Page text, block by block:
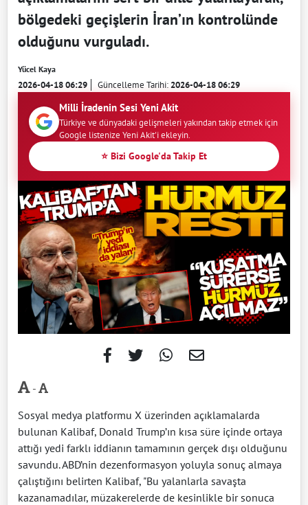
bölgedeki geçişlerin İran’ın kontrolünde
olduğunu vurguladı.
Yücel Kaya
2026-04-18 06:29 Güncelleme Tarihi:2026-04-18 06:29
Milli İradenin Sesi Yeni Akit
Türkiye ve dünyadaki gelişmeleri yakından takip etmek için
Google listenize Yeni Akit'i ekleyin.
⭐ Bizi Google'da Takip Et
-
Sosyal medya platformu X üzerinden açıklamalarda
bulunan Kalibaf, Donald Trump’ın kısa süre içinde ortaya
attığı yedi farklı iddianın tamamının gerçek dışı olduğunu
savundu. ABD’nin dezenformasyon yoluyla sonuç almaya
çalıştığını belirten Kalibaf, "Bu yalanlarla savaşta
kazanamadılar, müzakerelerde de kesinlikle bir sonuca